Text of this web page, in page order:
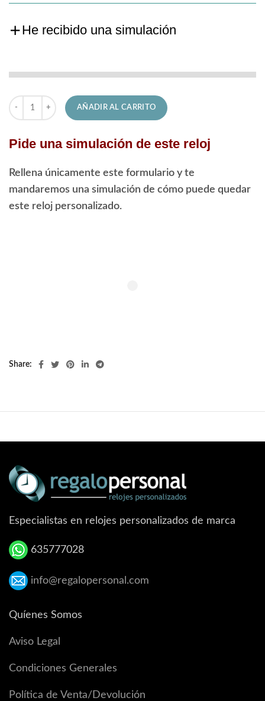
He recibido una simulación
Reloj Lotus de Señora 18933/1 Freedom cantidad
AÑADIR AL CARRITO
Pide una simulación de este reloj
Rellena únicamente este formulario y te
mandaremos una simulación de cómo puede quedar
este reloj personalizado.
Share
Especialistas en relojes personalizados de marca
635777028
info@regalopersonal.com
Quíenes Somos
Aviso Legal
Condiciones Generales
Política de Venta/Devolución